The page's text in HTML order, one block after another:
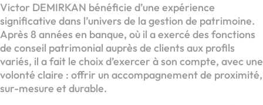
Victor DEMIRKAN bénéficie d’une expérience
significative dans l’univers de la gestion de patrimoine.
Après 8 années en banque, où il a exercé des fonctions
de conseil patrimonial auprès de clients aux profils
variés, il a fait le choix d’exercer à son compte, avec une
volonté claire : offrir un accompagnement de proximité,
sur-mesure et durable.